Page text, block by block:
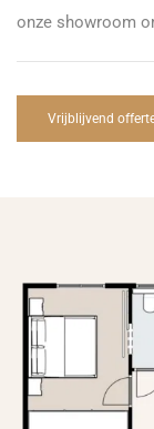
onze showroom
Vrijblijvend